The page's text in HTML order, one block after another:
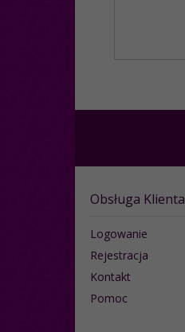
Obsługa Klienta
Logowanie
Rejestracja
Kontakt
Pomoc